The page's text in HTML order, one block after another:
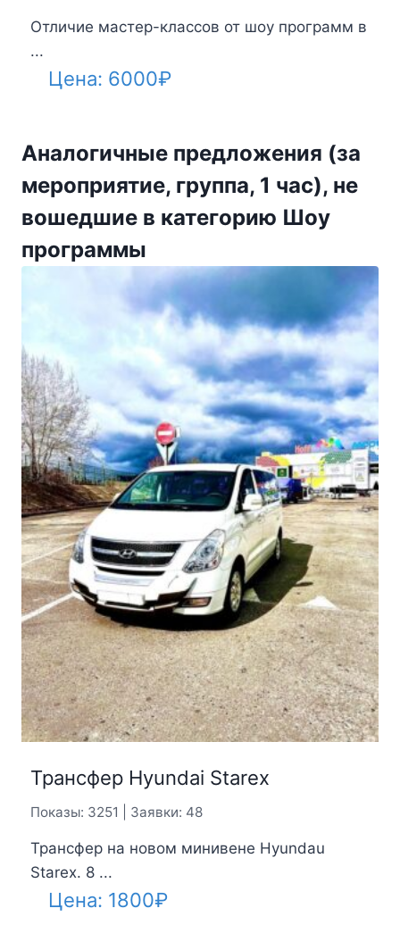
Отличие мастер-классов от шоу программ в
...
Цена: 6000₽
Аналогичные предложения (за
мероприятие, группа, 1 час), не
вошедшие в категорию Шоу
программы
Трансфер Hyundai Starex
Показы: 3251 | Заявки: 48
Трансфер на новом минивене Hyundau
Starex. 8 ...
Цена: 1800₽